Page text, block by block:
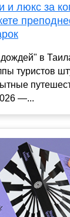
и люкс за
в
туристов
—...